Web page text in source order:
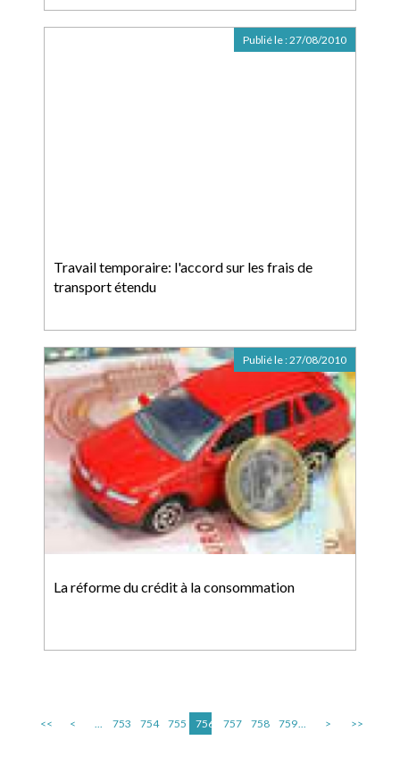
Travail temporaire: l'accord sur les frais de
transport étendu
Publié le :27/08/2010
La réforme du crédit à la consommation
Publié le :27/08/2010
<< < ... 753 754 755 756 757 758 759... > >>